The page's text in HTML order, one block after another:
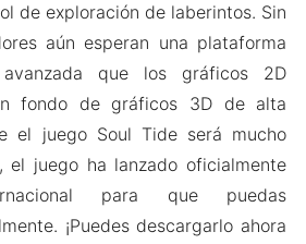
de exploración de laberintos. Sin
aún esperan una plataforma
que los gráficos 2D
fondo de gráficos 3D de alta
el juego Soul Tide será mucho
el juego ha lanzado oficialmente
para que puedas
¡Puedes descargarlo ahora